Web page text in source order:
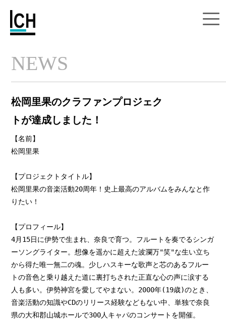
NEWS
松岡里果のクラファンプロジェク
トが達成しました！
【名前】
松岡里果
【プロジェクトタイトル】
松岡里果の音楽活動20周年！史上最高のアルバムをみんなと作
りたい！
【プロフィール】
4月15日に伊勢で生まれ、奈良で育つ。フルートを奏でるシンガ
ーソングライター。想像を遥かに超えた波瀾万"笑"な生い立ち
から得た唯一無二の魂。少しハスキーな歌声と芯のあるフルー
トの音色と乗り越えた道に裏打ちされた正直な心の声に涙する
人も多い。伊勢神宮を愛してやまない。2000年(19歳)のとき、
音楽活動の知識やCDのリリース経験などもない中、単独で奈良
県の大和郡山城ホールで300人キャパのコンサートを開催。